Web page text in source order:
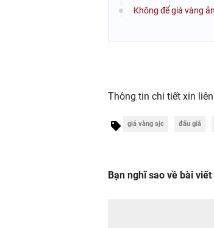
Không để giá vàng
Thông tin chi tiết xin
giá vàng sjc đấu giá
Bạn nghĩ sao về bài viết